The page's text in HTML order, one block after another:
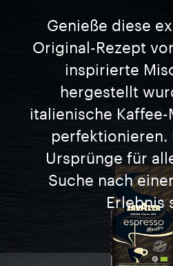
Genieße diese
Original-Rezept
inspirierte
hergestellt
italienische
perfektionieren.
Ursprünge für
Suche nach
Erlebnis